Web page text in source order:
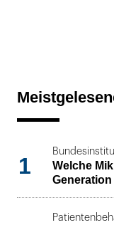
1
Welche
Generation